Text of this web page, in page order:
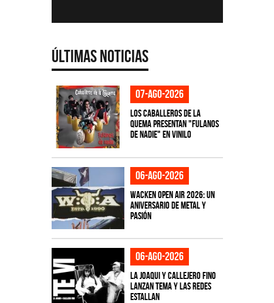
Últimas Noticias
07-ago-2026
Los Caballeros de la
Quema presentan "Fulanos
de Nadie" en vinilo
06-ago-2026
Wacken Open Air 2026: Un
aniversario de metal y
pasión
06-ago-2026
La Joaqui y Callejero Fino
lanzan tema y las redes
estallan